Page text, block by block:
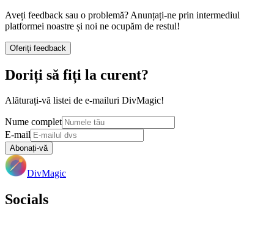
Aveți feedback sau o problemă? Anunțați-ne prin intermediul
platformei noastre și noi ne ocupăm de restul!
Oferiți feedback
Doriți să fiți la curent?
Alăturați-vă listei de e-mailuri DivMagic!
Nume complet
E-mail
Abonați-vă
DivMagic
Socials